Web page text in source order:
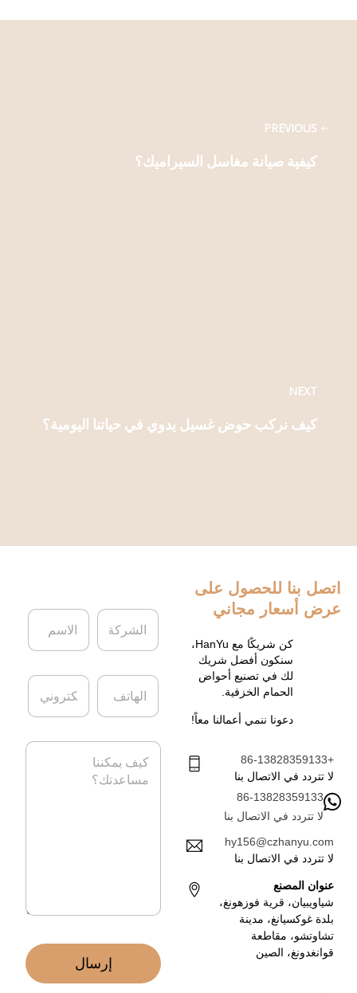
PREVIOUS
كيفية صيانة مغاسل السيراميك؟
NEXT
كيف نركب حوض غسيل يدوي في حياتنا اليومية؟
اتصل بنا للحصول على
عرض أسعار مجاني
كن شريكًا مع HanYu،
سنكون أفضل شريك
لك في تصنيع أحواض
الحمام الخزفية.
دعونا ننمي أعمالنا معاً!
+86-13828359133
لا تتردد في الاتصال بنا
86-13828359133
لا تتردد في الاتصال بنا
hy156@czhanyu.com
لا تتردد في الاتصال بنا
عنوان المصنع
شياويبيان، قرية فوزهونغ،
بلدة غوكسيانغ، مدينة
تشاوتشو، مقاطعة
قوانغدونغ، الصين
ا
ا
م
ا
ش
ك
ا
ب
ي
ا
ه
ت
ف
ا
إرسال